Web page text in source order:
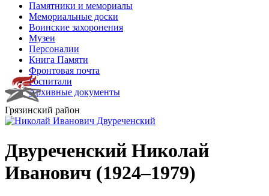
Памятники и мемориалы
Мемориальные доски
Воинские захоронения
Музеи
Персоналии
Книга Памяти
Фронтовая почта
Госпитали
Архивные документы
Грязинский район
Двуреченский Николай
Иванович (1924–1979)